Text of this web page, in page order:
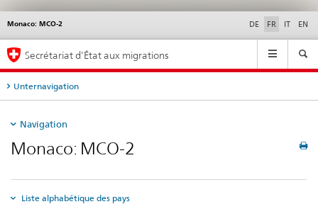
Monaco: MCO-2 DE FR IT EN
Service
Navigation
Secrétariat d’État aux migrations
Unternavigation
Navigation
Monaco: MCO-2
Liste alphabétique des pays